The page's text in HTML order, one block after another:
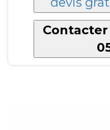
Contacter